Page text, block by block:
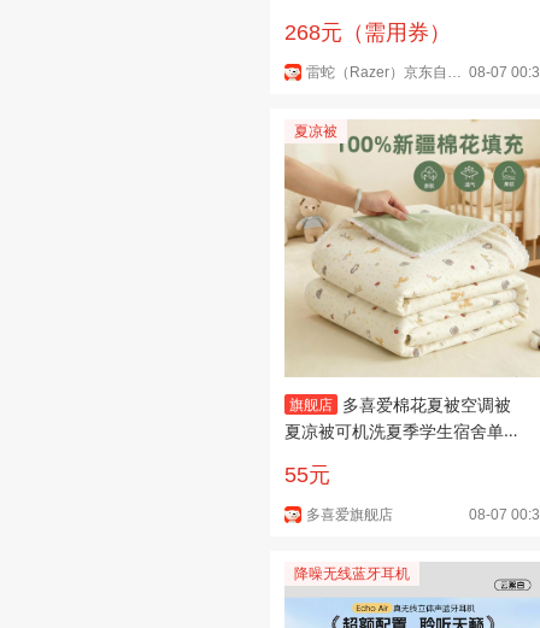
Faker冠军推荐 黑色
268元（需用券）
雷蛇（Razer）京东自营旗舰店 08-07
夏凉被
旗舰店
多喜爱棉花夏被空调被
夏凉被可机洗夏季学生宿舍单人
薄被-萌动时光 152cm*218cm
55元
多喜爱旗舰店 08-07
降噪无线蓝牙耳机